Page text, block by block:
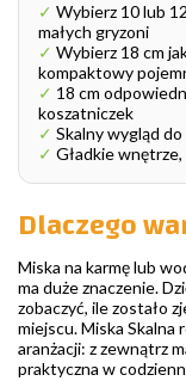
✓ Wybierz 10 lub
małych gryzoni
✓ Wybierz 18 cm
kompaktowy
✓ 18 cm
koszatniczek
✓ Skalny wygląd
✓ Gładkie
Dlaczego
Miska na karmę lub
ma duże znaczenie.
zobaczyć, ile zostało
miejscu. Miska
aranżacji: z zewnątrz
praktyczna w